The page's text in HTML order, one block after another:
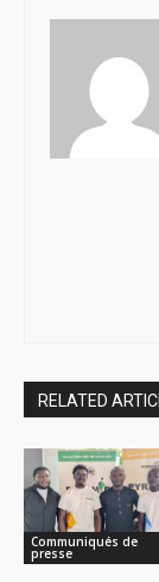
RELATED
Communiqués de
presse